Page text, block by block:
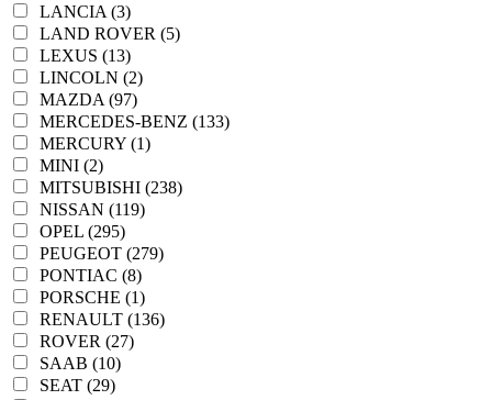
LANCIA (3)
LAND ROVER (5)
LEXUS (13)
LINCOLN (2)
MAZDA (97)
MERCEDES-BENZ (133)
MERCURY (1)
MINI (2)
MITSUBISHI (238)
NISSAN (119)
OPEL (295)
PEUGEOT (279)
PONTIAC (8)
PORSCHE (1)
RENAULT (136)
ROVER (27)
SAAB (10)
SEAT (29)